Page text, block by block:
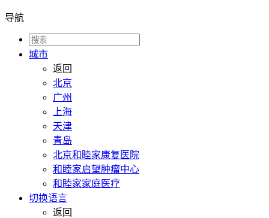
导航
城市
返回
北京
广州
上海
天津
青岛
北京和睦家康复医院
和睦家启望肿瘤中心
和睦家家庭医疗
切换语言
返回